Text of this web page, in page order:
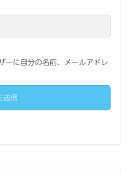
ーに自分の名前、メールアドレ